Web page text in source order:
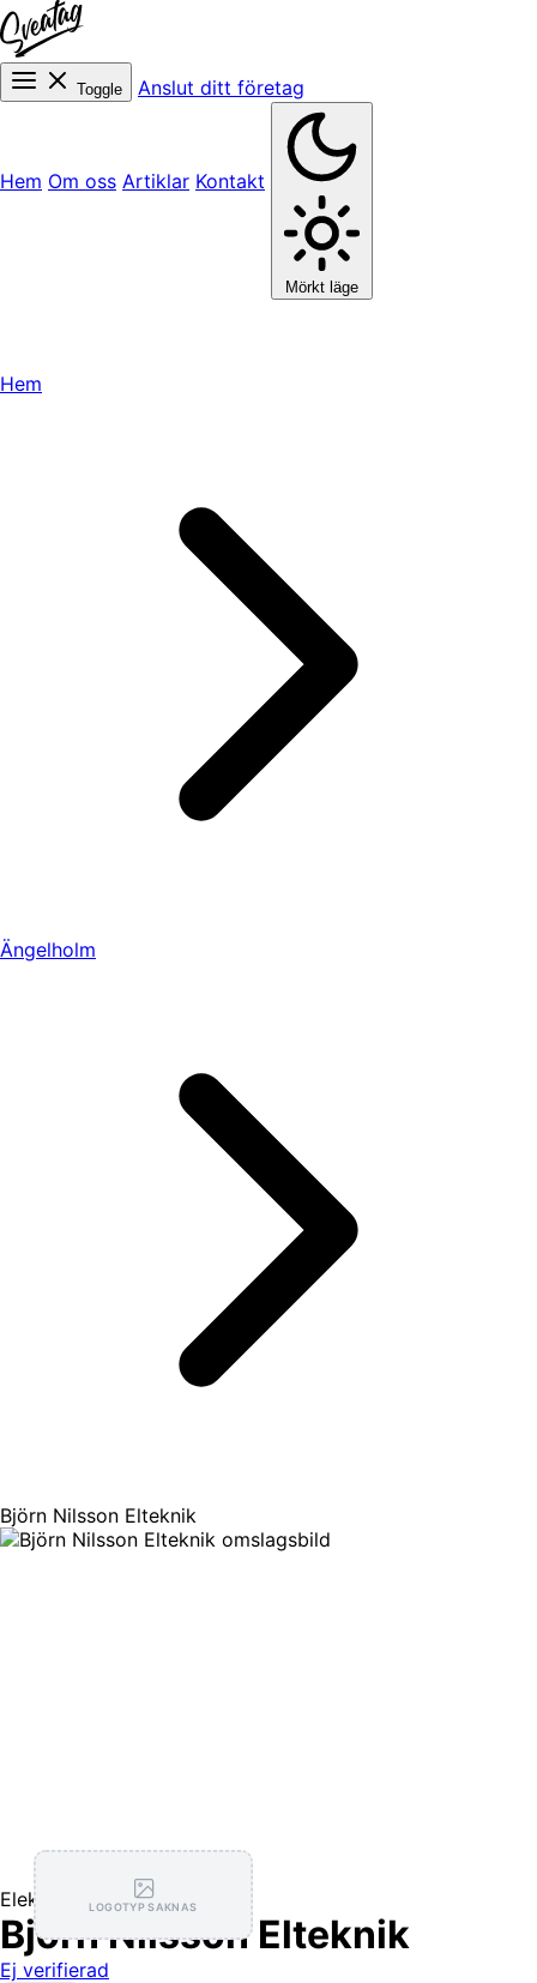
Toggle Anslut ditt företag
Hem Om oss Artiklar Kontakt
Mörkt läge
Hem
Ängelholm
Björn Nilsson Elteknik
LOGOTYP SAKNAS
Elektriker
Björn Nilsson Elteknik
Ej verifierad